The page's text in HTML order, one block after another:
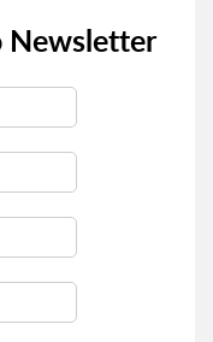
Newsletter